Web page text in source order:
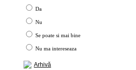
Da
Nu
Se poate si mai bine
Nu ma intereseaza
Arhivă